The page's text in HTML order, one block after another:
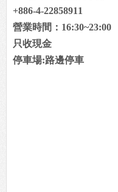
以上食記純屬個人口味